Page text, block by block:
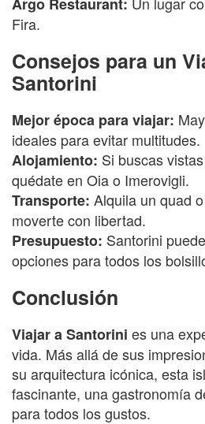
Fira.
Consejos para un
Santorini
Mejor época para viajar:
ideales para evitar multitudes.
Alojamiento: Si buscas
quédate en Oia o Imerovigli.
Transporte: Alquila un quad
moverte con libertad.
Presupuesto: Santorini
opciones para todos los
Conclusión
Viajar a Santorini es una
vida. Más allá de sus
su arquitectura icónica, esta
fascinante, una gastronomía
para todos los gustos.